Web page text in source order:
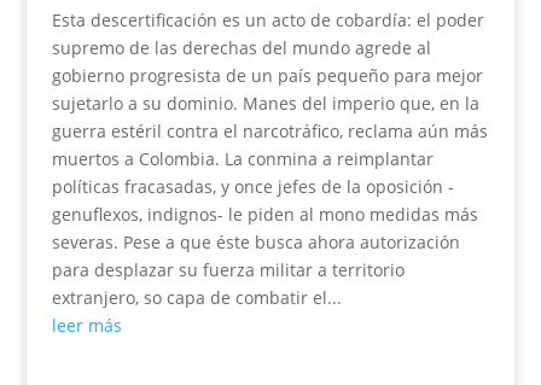
Esta descertificación es un acto de cobardía: el poder
supremo de las derechas del mundo agrede al
gobierno progresista de un país pequeño para mejor
sujetarlo a su dominio. Manes del imperio que, en la
guerra estéril contra el narcotráfico, reclama aún más
muertos a Colombia. La conmina a reimplantar
políticas fracasadas, y once jefes de la oposición -
genuflexos, indignos- le piden al mono medidas más
severas. Pese a que éste busca ahora autorización
para desplazar su fuerza militar a territorio
extranjero, so capa de combatir el...
leer más